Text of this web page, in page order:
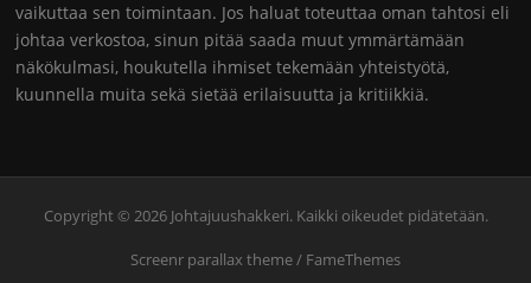
vaikuttaa sen toimintaan. Jos haluat toteuttaa oman tahtosi eli
johtaa verkostoa, sinun pitää saada muut ymmärtämään
näkökulmasi, houkutella ihmiset tekemään yhteistyötä,
kuunnella muita sekä sietää erilaisuutta ja kritiikkiä.
Copyright © 2026 Johtajuushakkeri. Kaikki oikeudet pidätetään.
Screenr parallax theme/ FameThemes